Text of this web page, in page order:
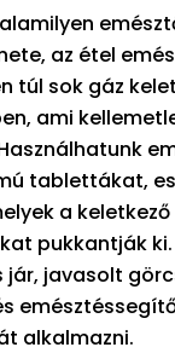
az étel
túl sok gáz
ami
tablettákat,
a keletkező
pukkantják
jár, javasolt
alkalmazni.